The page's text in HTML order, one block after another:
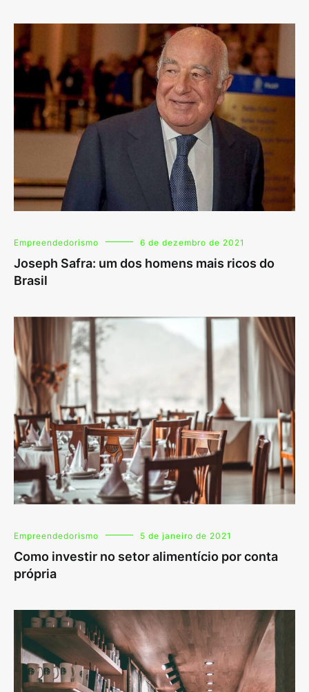
Empreendedorismo 6 de dezembro de 2021
Joseph Safra: um dos homens mais ricos do
Brasil
Empreendedorismo 5 de janeiro de 2021
Como investir no setor alimentício por conta
própria